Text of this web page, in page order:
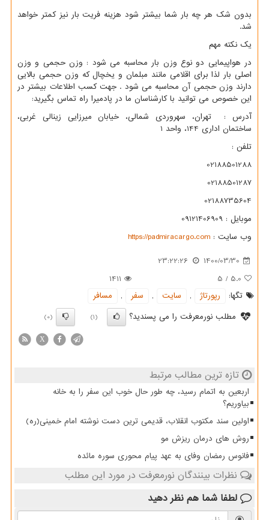
بدون شک هر چه بار شما بیشتر شود هزینه فریت بار نیز کمتر خواهد
شد.
یک نکته مهم
در هواپیمایی دو نوع وزن بار محاسبه می شود : وزن حجمی و وزن
اصلی بار لذا برای اقلامی مانند مبلمان و یخچال که وزن حجمی بالایی
دارند وزن حجمی آن محاسبه می شود . جهت کسب اطلاعات بیشتر در
این خصوص می توانید با کارشناسان ما در پادمیرا راه تماس بگیرید:
آدرس : تهران، سهروردی شمالی، خیابان میرزایی زینالی غربی،
ساختمان اداری 144، واحد 1
تلفن :
02188501288
02188501287
02188735604
موبایل : 09121406909
وب سایت : https://padmiracargo.com
1400/03/30
23:22:26
5.0
/
5
1411
تگها:
رپورتاژ , سایت , سفر ,
مسافر
مطلب نورمعرفت را می پسندید؟
(1)
(0)
X
تازه ترین مطالب مرتبط
اربعین به اتمام رسید، چه طور حال خوب این سفر را به خانه
بیاوریم؟
اولین سند مکتوب انقلاب، قدیمی ترین دست نوشته امام خمینی(ره)
روش های درمان ریزش مو
فانوس رمضان وفای به عهد پیام محوری سوره مائده
نظرات بینندگان نورمعرفت در مورد این مطلب
لطفا شما هم نظر دهید